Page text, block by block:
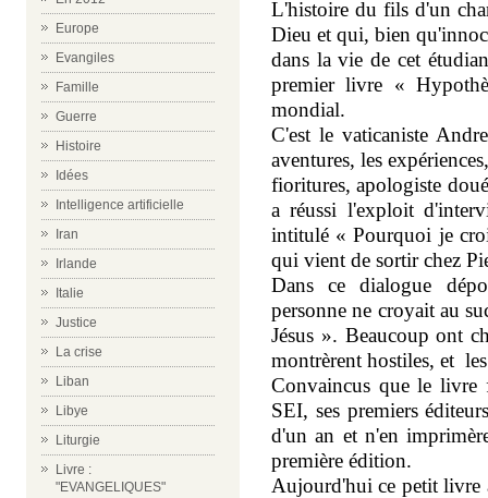
Europe
Evangiles
Famille
Guerre
Histoire
Idées
Intelligence artificielle
Iran
Irlande
Italie
Justice
La crise
Liban
Libye
Liturgie
Livre :
"EVANGELIQUES"
L'histoire du fils d'un
Dieu et qui, bien
dans la vie de cet
premier livre «
mondial.
C'est le vaticaniste
aventures, les
fioritures, apologiste
a réussi l'exploit
intitulé « Pourquoi je
qui vient de sortir chez
Dans ce dialogue
personne ne croyait au
Jésus ». Beaucoup ont
montrèrent hostiles, et
Convaincus que le livre
SEI, ses premiers
d'un an et n'en
première édition.
Aujourd'hui ce petit livre